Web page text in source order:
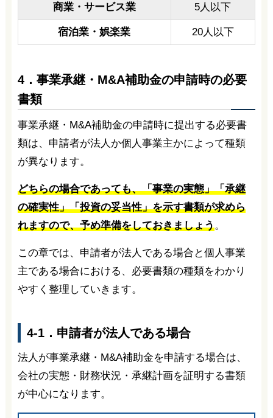
商業・サービス業 5人以下
宿泊業・娯楽業 20人以下
4．事業承継・M&A補助金の申請時の必要
書類
事業承継・M&A補助金の申請時に提出する必要書
類は、申請者が法人か個人事業主かによって種類
が異なります。
どちらの場合であっても、「事業の実態」「承継
の確実性」「投資の妥当性」を示す書類が求めら
れますので、予め準備をしておきましょう。
この章では、申請者が法人である場合と個人事業
主である場合における、必要書類の種類をわかり
やすく整理していきます。
4-1．申請者が法人である場合
法人が事業承継・M&A補助金を申請する場合は、
会社の実態・財務状況・承継計画を証明する書類
が中心になります。